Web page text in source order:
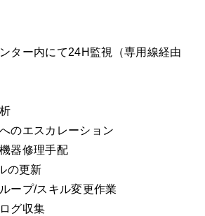
ター内にて24H監視（専用線経由
のエスカレーション
器修理手配
の更新
ープ/スキル変更作業
グ収集